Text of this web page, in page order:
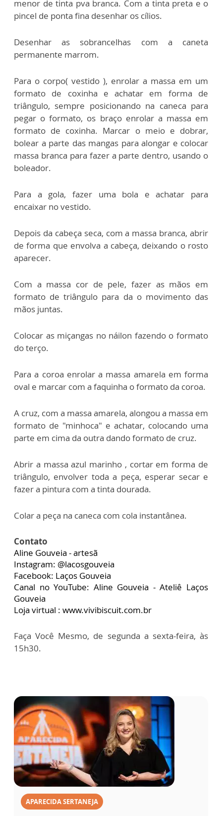
menor de tinta pva branca. Com a tinta preta e o
pincel de ponta fina desenhar os cílios.
Desenhar as sobrancelhas com a caneta
permanente marrom.
Para o corpo( vestido ), enrolar a massa em um
formato de coxinha e achatar em forma de
triângulo, sempre posicionando na caneca para
pegar o formato, os braço enrolar a massa em
formato de coxinha. Marcar o meio e dobrar,
bolear a parte das mangas para alongar e colocar
massa branca para fazer a parte dentro, usando o
boleador.
Para a gola, fazer uma bola e achatar para
encaixar no vestido.
Depois da cabeça seca, com a massa branca, abrir
de forma que envolva a cabeça, deixando o rosto
aparecer.
Com a massa cor de pele, fazer as mãos em
formato de triângulo para da o movimento das
mãos juntas.
Colocar as miçangas no náilon fazendo o formato
do terço.
Para a coroa enrolar a massa amarela em forma
oval e marcar com a faquinha o formato da coroa.
A cruz, com a massa amarela, alongou a massa em
formato de "minhoca" e achatar, colocando uma
parte em cima da outra dando formato de cruz.
Abrir a massa azul marinho , cortar em forma de
triângulo, envolver toda a peça, esperar secar e
fazer a pintura com a tinta dourada.
Colar a peça na caneca com cola instantânea.
Contato
Aline Gouveia - artesã
Instagram: @lacosgouveia
Facebook: Laços Gouveia
Canal no YouTube: Aline Gouveia - Ateliê Laços
Gouveia
Loja virtual : www.vivibiscuit.com.br
Faça Você Mesmo, de segunda a sexta-feira, às
15h30.
APARECIDA SERTANEJA